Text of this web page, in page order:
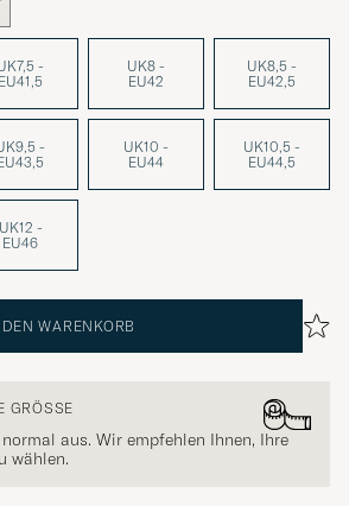
-
EU41,5
UK8 -
EU42
UK8,5 -
EU42,5
-
UK10 -
EU44
UK10,5 -
EU44,5
UK12 -
EU46
WARENKORB
aus. Wir empfehlen Ihnen, Ihre
wählen.